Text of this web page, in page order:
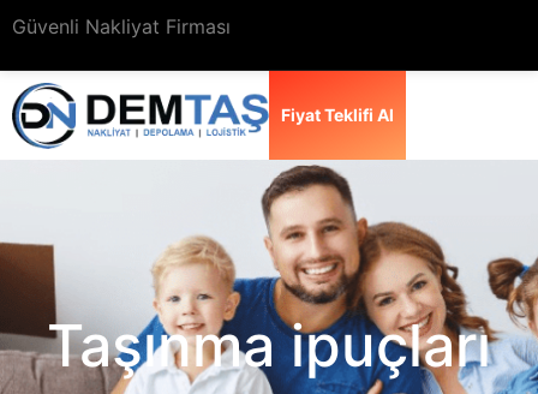
Güvenli Nakliyat Firması
Fiyat Teklifi Al
Taşınma ipuçları